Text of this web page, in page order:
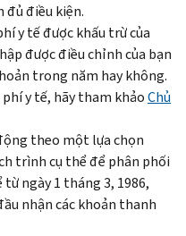
đủ điều kiện.
y tế được khấu trừ của
được điều chỉnh của bạn
trong năm hay không.
y tế, hãy tham khảoChủ
theo một lựa chọn
trình cụ thể để phân phối
ngày 1 tháng 3, 1986,
nhận các khoản thanh